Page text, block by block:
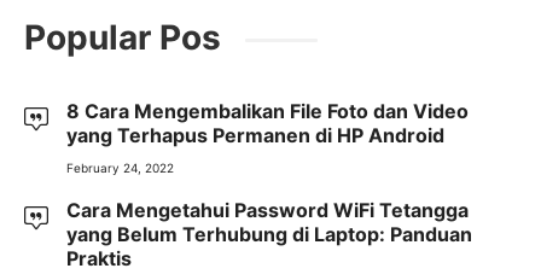
Popular Pos
8 Cara Mengembalikan File Foto dan Video
yang Terhapus Permanen di HP Android
February 24, 2022
Cara Mengetahui Password WiFi Tetangga
yang Belum Terhubung di Laptop: Panduan
Praktis